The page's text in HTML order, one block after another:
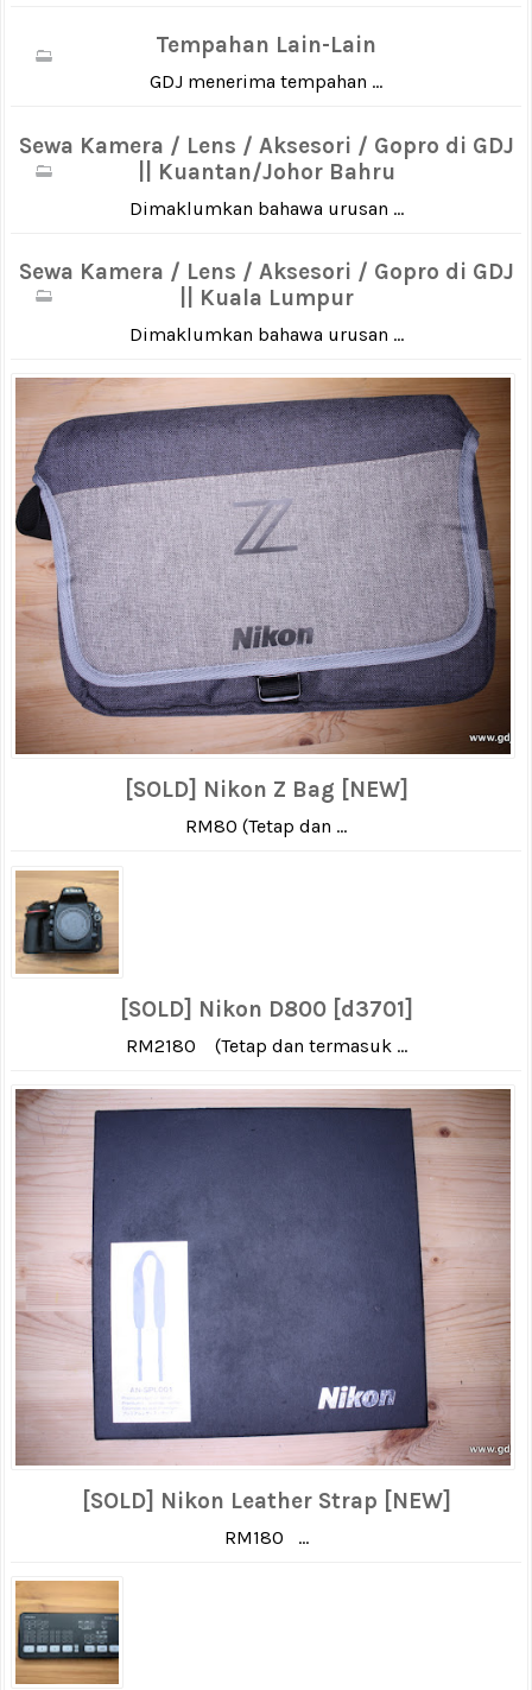
Tempahan Lain-Lain
GDJ menerima tempahan ...
Sewa Kamera / Lens / Aksesori / Gopro di GDJ
|| Kuantan/Johor Bahru
Dimaklumkan bahawa urusan ...
Sewa Kamera / Lens / Aksesori / Gopro di GDJ
|| Kuala Lumpur
Dimaklumkan bahawa urusan ...
[SOLD] Nikon Z Bag [NEW]
RM80 (Tetap dan ...
[SOLD] Nikon D800 [d3701]
RM2180 (Tetap dan termasuk ...
[SOLD] Nikon Leather Strap [NEW]
RM180 ...